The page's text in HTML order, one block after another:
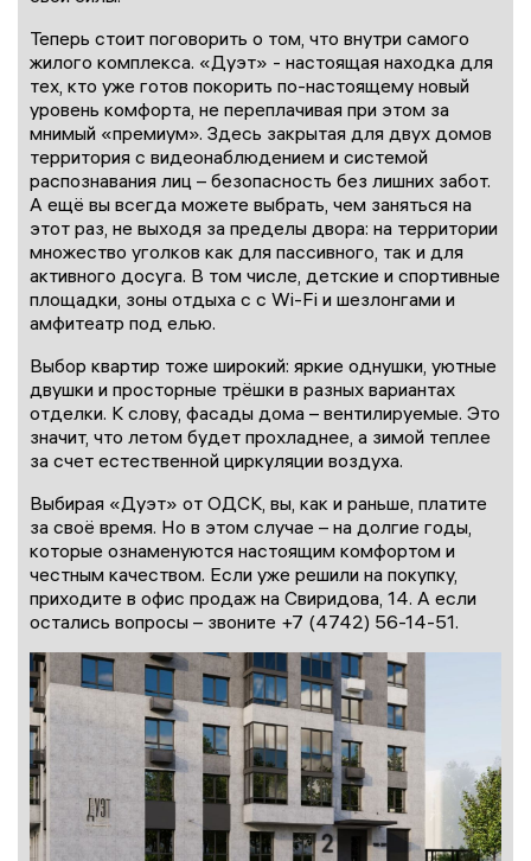
Теперь стоит поговорить о том, что внутри самого
жилого комплекса. «Дуэт» - настоящая находка для
тех, кто уже готов покорить по-настоящему новый
уровень комфорта, не переплачивая при этом за
мнимый «премиум». Здесь закрытая для двух домов
территория с видеонаблюдением и системой
распознавания лиц – безопасность без лишних забот.
А ещё вы всегда можете выбрать, чем заняться на
этот раз, не выходя за пределы двора: на территории
множество уголков как для пассивного, так и для
активного досуга. В том числе, детские и спортивные
площадки, зоны отдыха с с Wi-Fi и шезлонгами и
амфитеатр под елью.
Выбор квартир тоже широкий: яркие однушки, уютные
двушки и просторные трёшки в разных вариантах
отделки. К слову, фасады дома – вентилируемые. Это
значит, что летом будет прохладнее, а зимой теплее
за счет естественной циркуляции воздуха.
Выбирая «Дуэт» от ОДСК, вы, как и раньше, платите
за своё время. Но в этом случае – на долгие годы,
которые ознаменуются настоящим комфортом и
честным качеством. Если уже решили на покупку,
приходите в офис продаж на Свиридова, 14. А если
остались вопросы – звоните +7 (4742) 56-14-51.